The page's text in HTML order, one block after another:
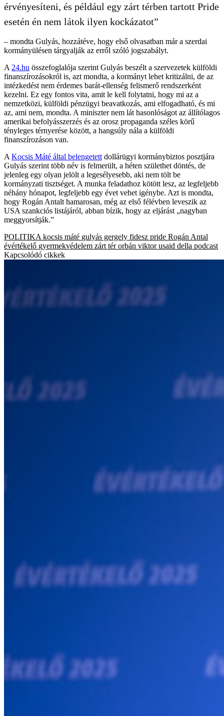
érvényesíteni, és például egy zárt térben tartott Pride
esetén én nem látok ilyen kockázatot”
– mondta Gulyás, hozzátéve, hogy első olvasatban már a szerdai
kormányülésen tárgyalják az erről szóló jogszabályt.
A 24.hu összefoglalója szerint Gulyás beszélt a szervezetek külföldi
finanszírozásokról is, azt mondta, a kormányt lehet kritizálni, de az
intézkedést nem érdemes barát-ellenség felismerő rendszerként
kezelni. Ez egy fontos vita, amit le kell folytatni, hogy mi az a
nemzetközi, külföldi pénzügyi beavatkozás, ami elfogadható, és mi
az, ami nem, mondta. A miniszter nem lát hasonlóságot az állítólagos
amerikai befolyásszerzés és az orosz propaganda széles körű
tényleges térnyerése között, a hangsúly nála a külföldi
finanszírozáson van.
A Kocsis Máté által belengetett dollárügyi kormánybiztos posztjára
Gulyás szerint több név is felmerült, a héten születhet döntés, de
jelenleg egy olyan jelölt a legesélyesebb, aki nem tölt be
kormányzati tisztséget. A munka feladathoz kötött lesz, az legfeljebb
néhány hónapot, legfeljebb egy évet vehet igénybe. Azt is mondta,
hogy Rogán Antalt hamarosan, még az első félévben leveszik az
USA szankciós listájáról, abban bízik, hogy az eljárást „nagyban
meggyorsítják.”
POLITIKA kocsis máté gulyás gergely fidesz pride Rogán Antal
évértékelő gyermekvédelem zárt tér orbán viktor usaid della podcast
Kapcsolódó cikkek